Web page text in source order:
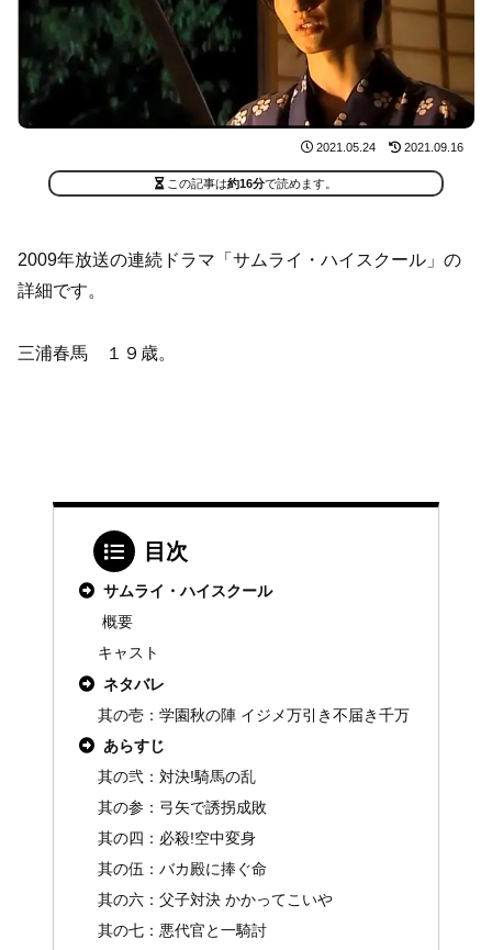
2021.05.24 2021.09.16
この記事は約16分で読めます。
2009年放送の連続ドラマ「サムライ・ハイスクール」の
詳細です。
三浦春馬 １９歳。
目次
サムライ・ハイスクール
概要
キャスト
ネタバレ
其の壱：学園秋の陣 イジメ万引き不届き千万
あらすじ
其の弐：対決!騎馬の乱
其の参：弓矢で誘拐成敗
其の四：必殺!空中変身
其の伍：バカ殿に捧ぐ命
其の六：父子対決 かかってこいや
其の七：悪代官と一騎討